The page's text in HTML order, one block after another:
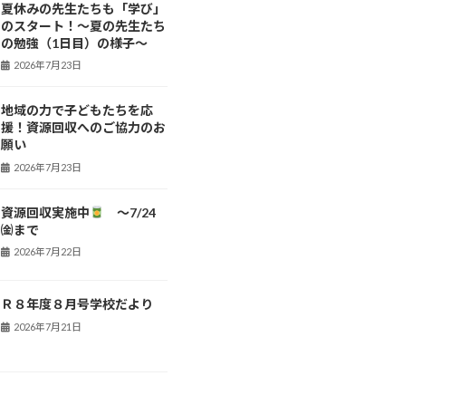
夏休みの先生たちも「学び」
のスタート！〜夏の先生たち
の勉強（1日目）の様子〜
2026年7月23日
地域の力で子どもたちを応
援！資源回収へのご協力のお
願い
2026年7月23日
資源回収実施中
～7/24
㈮まで
2026年7月22日
Ｒ８年度８月号学校だより
2026年7月21日